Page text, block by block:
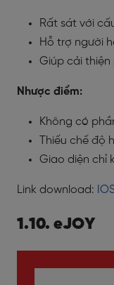
Rất sát với
Hỗ trợ người
Giúp cải thiện
Nhược điểm:
Không có
Thiếu chế độ
Giao diện chỉ
Link download:
1.10. eJOY